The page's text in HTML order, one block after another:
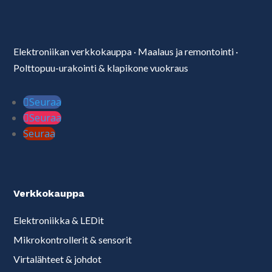
Elektroniikan verkkokauppa · Maalaus ja remontointi ·
Polttopuu-urakointi & klapikone vuokraus
Seuraa
Seuraa
Seuraa
Verkkokauppa
Elektroniikka & LEDit
Mikrokontrollerit & sensorit
Virtalähteet & johdot